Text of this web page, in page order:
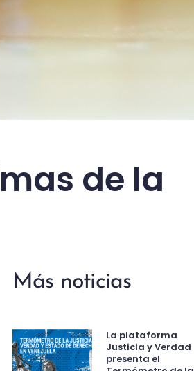
de la
Más noticias
La plataforma
Justicia y Verdad
presenta el